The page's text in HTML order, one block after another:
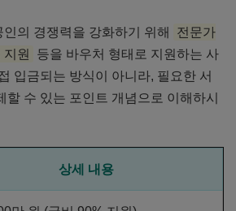
의 경쟁력을 강화하기 위해
전문가
지원
등을 바우처 형태로 지원하는 사
입금되는 방식이 아니라, 필요한 서
할 수 있는 포인트 개념으로 이해하시
상세 내용